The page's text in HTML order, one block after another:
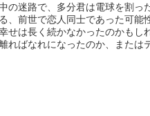
の迷路で、多分君は電球を割っ
、前世で恋人同士であった可能
せは長く続かなかったのかもし
ればなれになったのか、または